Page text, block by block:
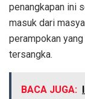
penangkapan ini
masuk dari
perampokan
tersangka.
BACA JUGA: